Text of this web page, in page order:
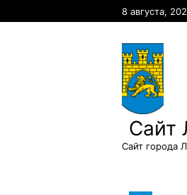
8 августа,
Сайт
Сайт города